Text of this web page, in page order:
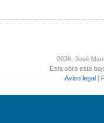
2026, José
Esta obra está
Aviso legal |